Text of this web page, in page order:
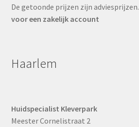
De getoonde prijzen zijn adviesprijzen.
voor een zakelijk account
Haarlem
Huidspecialist Kleverpark
Meester Cornelistraat 2